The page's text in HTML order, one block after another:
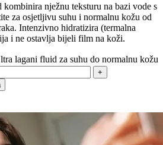
nježnu teksturu na bazi vode s
za osjetljivu suhu i normalnu kožu od
Intenzivno hidratizira (termalna
i ne ostavlja bijeli film na koži.
lagani fluid za suhu do normalnu kožu